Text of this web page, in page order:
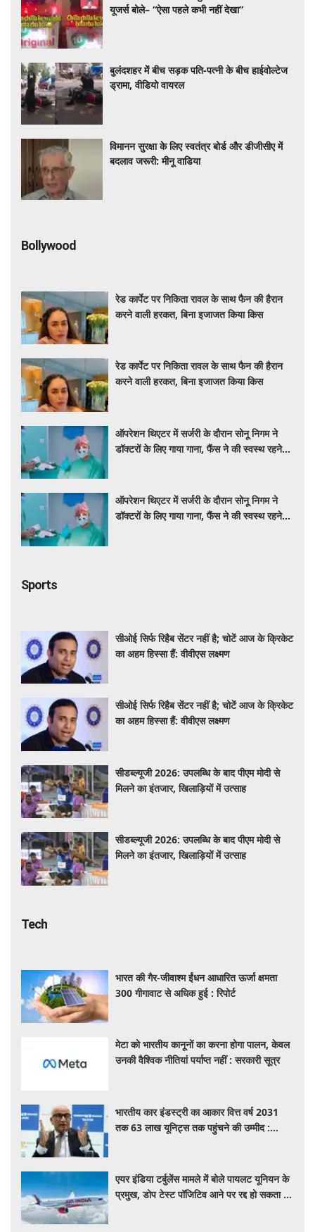
यूजर्स बोले– “ऐसा पहले कभी नहीं देखा”
बुलंदशहर में बीच सड़क पति-पत्नी के बीच हाईवोल्टेज
ड्रामा, वीडियो वायरल
विमानन सुरक्षा के लिए स्वतंत्र बोर्ड और डीजीसीए में
बदलाव जरूरी: मीनू वाडिया
Bollywood
रेड कार्पेट पर निकिता रावल के साथ फैन की हैरान
करने वाली हरकत, बिना इजाजत किया किस
रेड कार्पेट पर निकिता रावल के साथ फैन की हैरान
करने वाली हरकत, बिना इजाजत किया किस
ऑपरेशन थिएटर में सर्जरी के दौरान सोनू निगम ने
डॉक्टरों के लिए गाया गाना, फैंस ने की स्वस्थ रहने
ऑपरेशन थिएटर में सर्जरी के दौरान सोनू निगम ने
डॉक्टरों के लिए गाया गाना, फैंस ने की स्वस्थ रहने
Sports
सीओई सिर्फ रिहैब सेंटर नहीं है; चोटें आज के क्रिकेट
का अहम हिस्सा हैं: वीवीएस लक्ष्मण
सीओई सिर्फ रिहैब सेंटर नहीं है; चोटें आज के क्रिकेट
का अहम हिस्सा हैं: वीवीएस लक्ष्मण
सीडब्ल्यूजी 2026: उपलब्धि के बाद पीएम मोदी से
मिलने का इंतजार, खिलाड़ियों में उत्साह
सीडब्ल्यूजी 2026: उपलब्धि के बाद पीएम मोदी से
मिलने का इंतजार, खिलाड़ियों में उत्साह
Tech
भारत की गैर-जीवाश्म ईंधन आधारित ऊर्जा क्षमता
300 गीगावाट से अधिक हुई : रिपोर्ट
मेटा को भारतीय कानूनों का करना होगा पालन, केवल
उनकी वैश्विक नीतियां पर्याप्त नहीं : सरकारी सूत्र
भारतीय कार इंडस्ट्री का आकार वित्त वर्ष 2031
तक 63 लाख यूनिट्स तक पहुंचने की उम्मीद :
एयर इंडिया टर्बुलेंस मामले में बोले पायलट यूनियन के
प्रमुख, डोप टेस्ट पॉजिटिव आने पर रद्द हो सकता है